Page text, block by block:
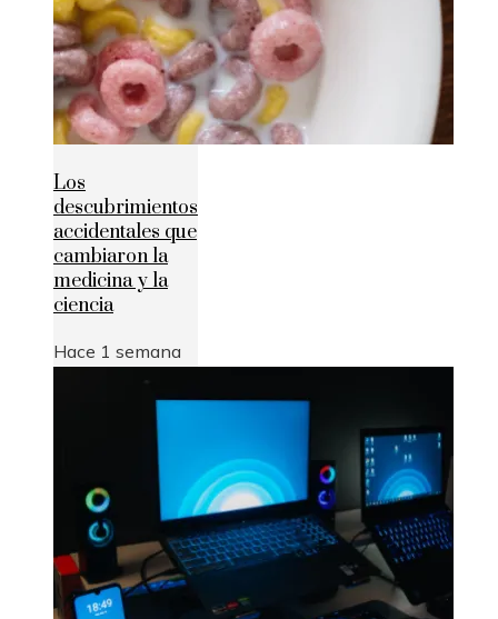
Los
descubrimientos
accidentales que
cambiaron la
medicina y la
ciencia
Hace 1 semana